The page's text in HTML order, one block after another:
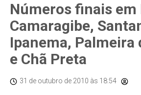
Números finais
Camaragibe,
Ipanema, Palmeira
e Chã Preta
31 de outubro de 2010 às 18:54